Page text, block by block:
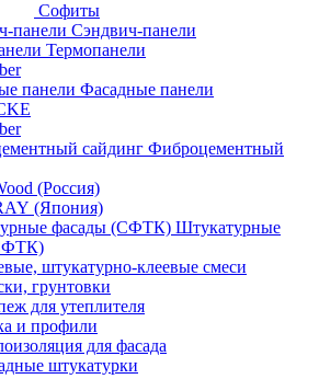
Софиты
Сэндвич-панели
Термопанели
Фасадные панели
Фиброцементный
(Россия)
(Япония)
Штукатурные
штукатурно-клеевые смеси
грунтовки
для утеплителя
и профили
для фасада
штукатурки